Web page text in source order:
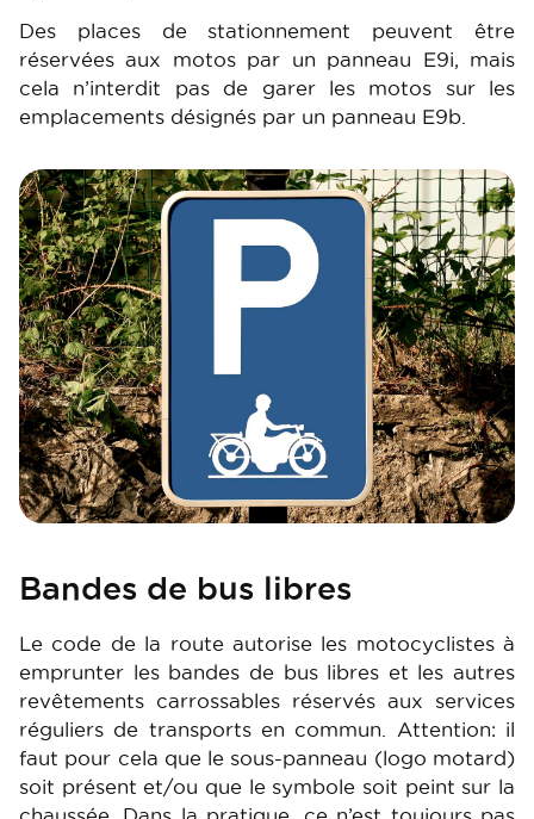
Des places de stationnement peuvent être
réservées aux motos par un panneau E9i, mais
cela n’interdit pas de garer les motos sur les
emplacements désignés par un panneau E9b.
Image
Bandes de bus libres
Le code de la route autorise les motocyclistes à
emprunter les bandes de bus libres et les autres
revêtements carrossables réservés aux services
réguliers de transports en commun. Attention: il
faut pour cela que le sous-panneau (logo motard)
soit présent et/ou que le symbole soit peint sur la